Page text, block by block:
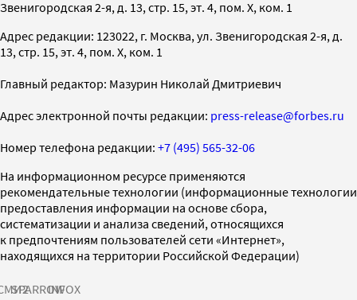
Звенигородская 2-я, д. 13, стр. 15, эт. 4, пом. X, ком. 1
Адрес редакции: 123022, г. Москва, ул. Звенигородская 2-я, д.
13, стр. 15, эт. 4, пом. X, ком. 1
Главный редактор: Мазурин Николай Дмитриевич
Адрес электронной почты редакции: press-release@forbes.ru
Номер телефона редакции: +7 (495) 565-32-06
На информационном ресурсе применяются
рекомендательные технологии (информационные технологии
предоставления информации на основе сбора,
систематизации и анализа сведений, относящихся
к предпочтениям пользователей сети «Интернет»,
находящихся на территории Российской Федерации)
SPARROWINFOX